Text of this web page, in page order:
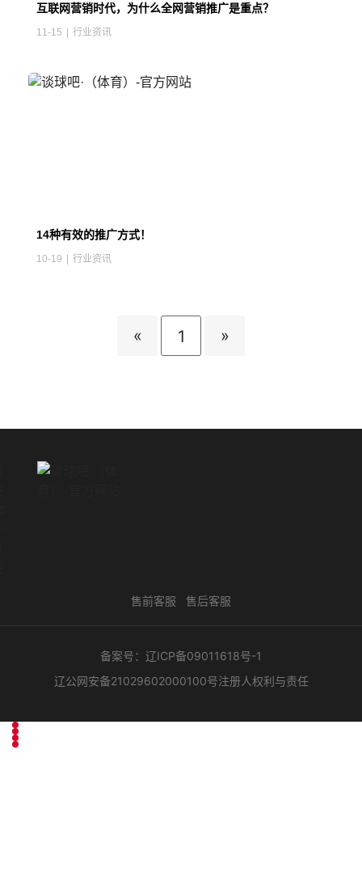
互联网营销时代，为什么全网营销推广是重点？
11-15 行业资讯
14种有效的推广方式！
10-19 行业资讯
« 1 »
售前客服 售后客服
备案号： 辽ICP备09011618号-1
辽公网安备21029602000100号注册人权利与责任